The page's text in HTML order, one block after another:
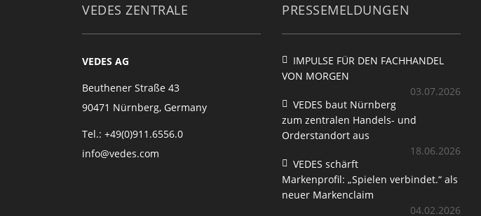
VEDES ZENTRALE
VEDES AG
Beuthener Straße 43
90471 Nürnberg, Germany
Tel.: +49(0)911.6556.0
info@vedes.com
PRESSEMELDUNGEN
IMPULSE FÜR DEN FACHHANDEL
VON MORGEN
03.07.2026
VEDES baut Nürnberg
zum zentralen Handels- und
Orderstandort aus
18.06.2026
VEDES schärft
Markenprofil: „Spielen verbindet.“ als
neuer Markenclaim
04.02.2026